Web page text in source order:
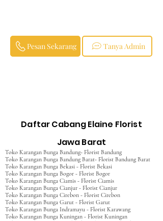
Tanya Admin
Pesan Sekarang
Daftar Cabang Elaine Florist
Jawa Barat
Toko Karangan Bunga Bandung- Florist Bandung
Toko Karangan Bunga Bandung Barat- Florist Bandung Barat
Toko Karangan Bunga Bekasi - Florist Bekasi
Toko Karangan Bunga Bogor - Florist Bogor
Toko Karangan Bunga Ciamis - Florist Ciamis
Toko Karangan Bunga Cianjur - Florist Cianjur
Toko Karangan Bunga Cirebon - Florist Cirebon
Toko Karangan Bunga Garut - Florist Garut
Toko Karangan Bunga Indramayu - Florist Karawang
Toko Karangan Bunga Kuningan - Florist Kuningan